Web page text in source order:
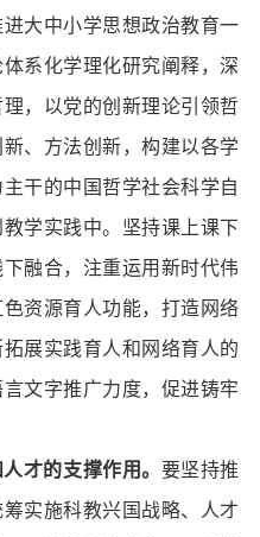
大中小学思想政治教育一
系化学理化研究阐释，深
，以党的创新理论引领哲
、方法创新，构建以各学
干的中国哲学社会科学自
学实践中。坚持课上课下
融合，注重运用新时代伟
资源育人功能，打造网络
展实践育人和网络育人的
文字推广力度，促进铸牢
才的支撑作用。 要坚持推
实施科教兴国战略、人才